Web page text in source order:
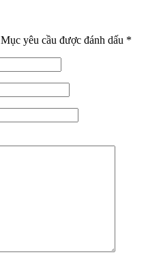
Mục yêu cầu được đánh dấu *